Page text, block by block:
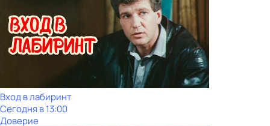
Вход в лабиринт
Сегодня в 13:00
Доверие